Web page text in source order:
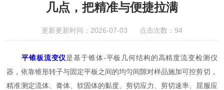
几点，把精准与便捷拉满
更新更新时间：2026-07-03 点击次数：94
平锥板流变仪是基于锥体-平板几何结构的高精度流变检测仪
器，依靠锥形转子与固定平板之间的均匀间隙对样品施加可控剪切，
精准测定流体、膏体、软固体的黏度、剪切应力、剪切速率、屈服应